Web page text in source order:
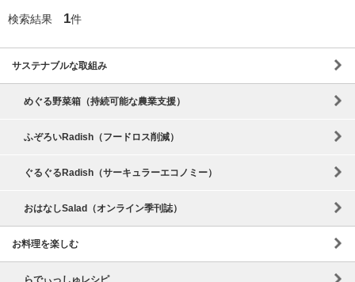
検索結果 1件
サステナブルな取組み
めぐる野菜箱（持続可能な農業支援）
ふぞろいRadish（フードロス削減）
ぐるぐるRadish（サーキュラーエコノミー）
おはなしSalad（オンライン季刊誌）
お料理を楽しむ
らでぃっしゅレシピ